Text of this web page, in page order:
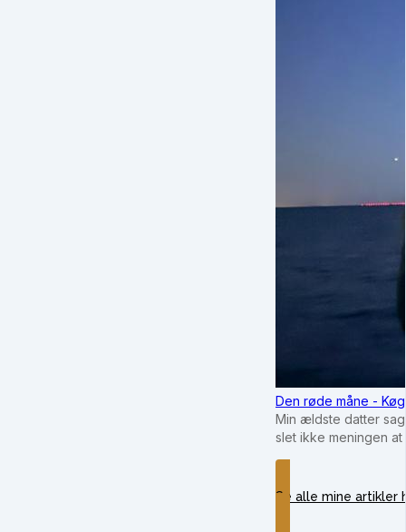
Den røde måne -
Min ældste datter
slet ikke meningen
Se alle mine artikler